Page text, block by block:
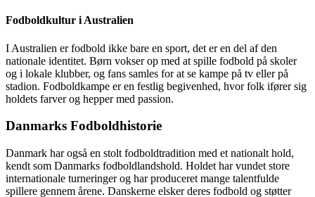
Fodboldkultur i Australien
I Australien er fodbold ikke bare en sport, det er en del af den
nationale identitet. Børn vokser op med at spille fodbold på skoler
og i lokale klubber, og fans samles for at se kampe på tv eller på
stadion. Fodboldkampe er en festlig begivenhed, hvor folk ifører sig
holdets farver og hepper med passion.
Danmarks Fodboldhistorie
Danmark har også en stolt fodboldtradition med et nationalt hold,
kendt som Danmarks fodboldlandshold. Holdet har vundet store
internationale turneringer og har produceret mange talentfulde
spillere gennem årene. Danskerne elsker deres fodbold og støtter